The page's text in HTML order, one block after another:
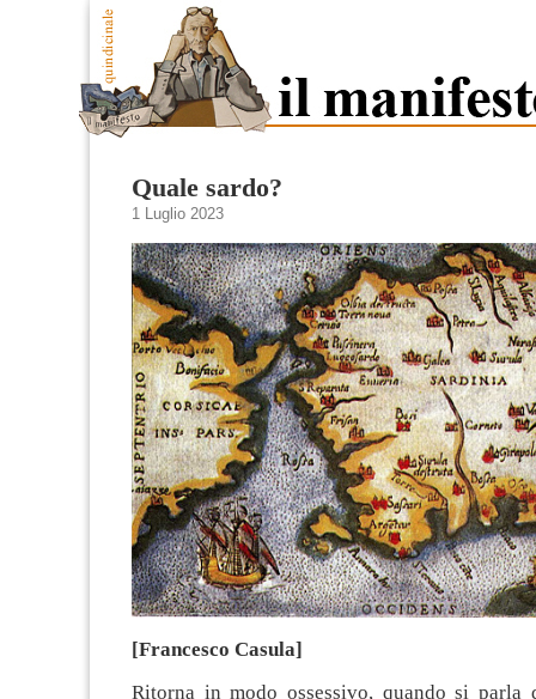
Quale sardo?
1 Luglio 2023
[Francesco Casula]
Ritorna in modo ossessivo, quando si parla